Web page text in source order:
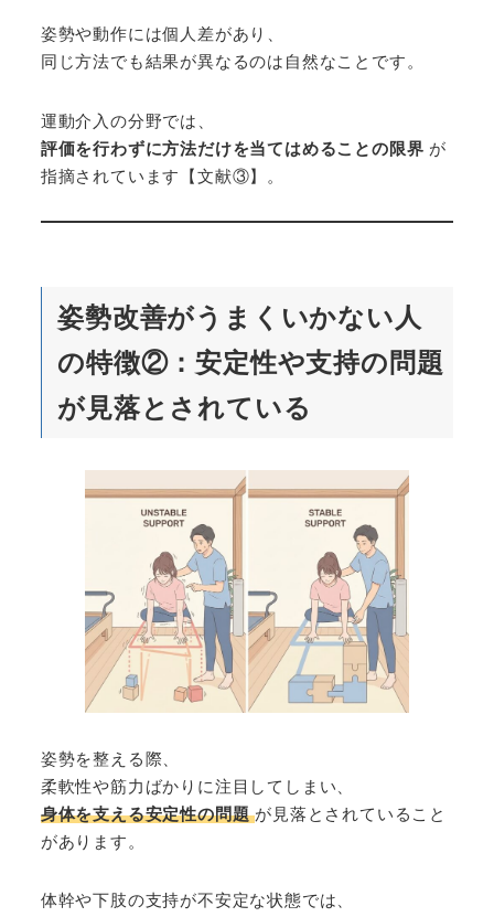
姿勢や動作には個人差があり、
同じ方法でも結果が異なるのは自然なことです。
運動介入の分野では、
評価を行わずに方法だけを当てはめることの限界 が
指摘されています【文献③】。
姿勢改善がうまくいかない人
の特徴②：安定性や支持の問題
が見落とされている
姿勢を整える際、
柔軟性や筋力ばかりに注目してしまい、
身体を支える安定性の問題 が見落とされていること
があります。
体幹や下肢の支持が不安定な状態では、